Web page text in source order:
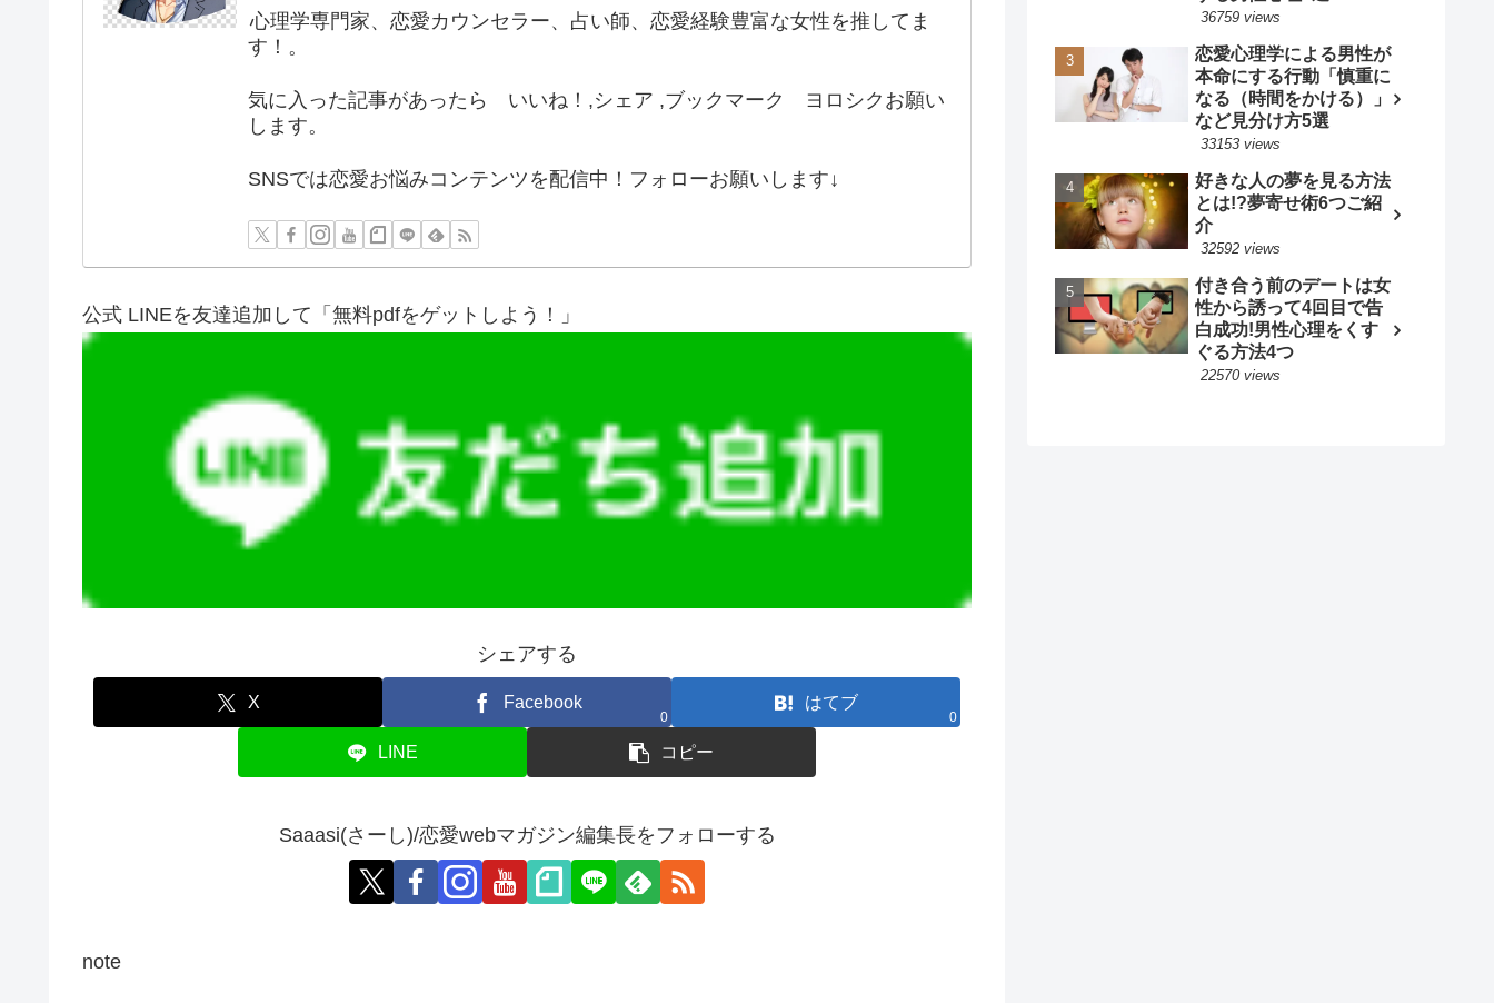
心理学専門家、恋愛カウンセラー、占い師、恋愛経験豊富な女性を推してま
す！。
気に入った記事があったら いいね！,シェア ,ブックマーク ヨロシクお願い
します。
SNSでは恋愛お悩みコンテンツを配信中！フォローお願いします↓
公式 LINEを友達追加して「無料pdfをゲットしよう！」
シェアする
X Facebook
0
はてブ
0
LINE コピー
Saaasi(さーし)/恋愛webマガジン編集長をフォローする
note
36759 views
恋愛心理学による男性が
本命にする行動「慎重に
なる（時間をかける）」
など見分け方5選
33153 views
好きな人の夢を見る方法
とは!?夢寄せ術6つご紹
介
32592 views
付き合う前のデートは女
性から誘って4回目で告
白成功!男性心理をくす
ぐる方法4つ
22570 views